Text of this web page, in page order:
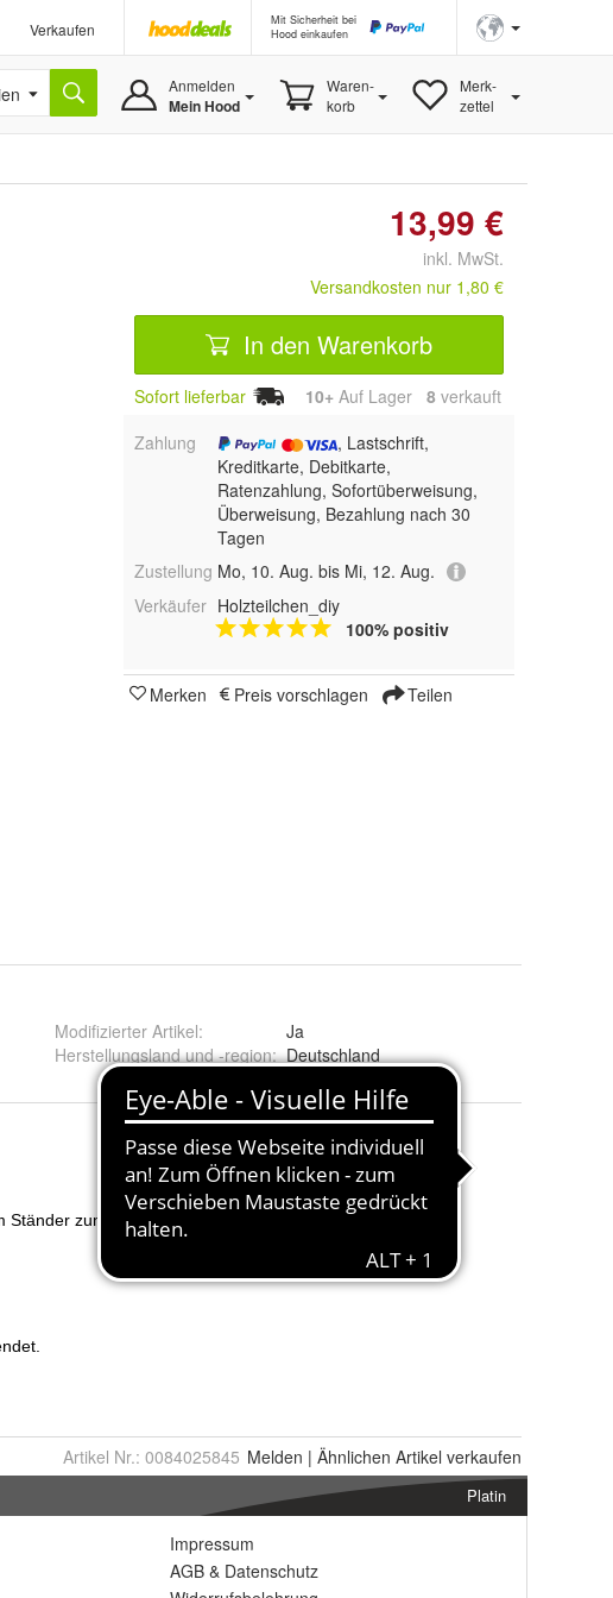
Verkaufen
Mit Sicherheit bei
Hood einkaufen
Anmelden
Mein Hood
Waren-
korb
Merk-
zettel
13,99 €
inkl. MwSt.
Versandkosten nur 1,80 €
In den Warenkorb
Sofort lieferbar 10+ Auf Lager 8 verkauft
Zahlung
, Lastschrift,
Kreditkarte, Debitkarte,
Ratenzahlung, Sofortüberweisung,
Überweisung, Bezahlung nach 30
Tagen
Zustellung Mo, 10. Aug. bis Mi, 12. Aug.
Verkäufer Holzteilchen_diy
100% positiv
Merken Preis vorschlagen Teilen
Modifizierter Artikel:
Ja
Herstellungsland und -region: Deutschland
Artikel Nr.: 0084025845 Melden | Ähnlichen Artikel verkaufen
Platin
Impressum
AGB & Datenschutz